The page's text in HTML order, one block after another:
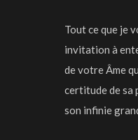
Tout ce que je
invitation à
de votre Âme
certitude de sa
son infinie